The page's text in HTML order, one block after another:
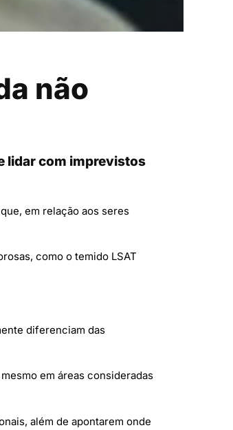
não
lidar com imprevistos
em relação aos seres
como o temido LSAT
diferenciam das
em áreas consideradas
além de apontarem onde